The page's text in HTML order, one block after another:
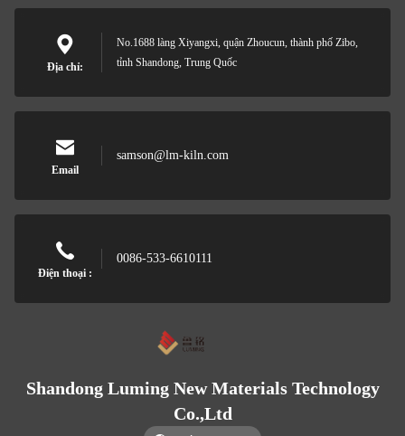
Địa chỉ:
No.1688 làng Xiyangxi, quận Zhoucun, thành phố Zibo,
tỉnh Shandong, Trung Quốc
Email
samson@lm-kiln.com
Điện thoại :
0086-533-6610111
Shandong Luming New Materials Technology
Co.,Ltd